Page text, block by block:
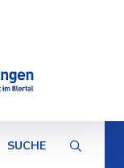
SUCHE